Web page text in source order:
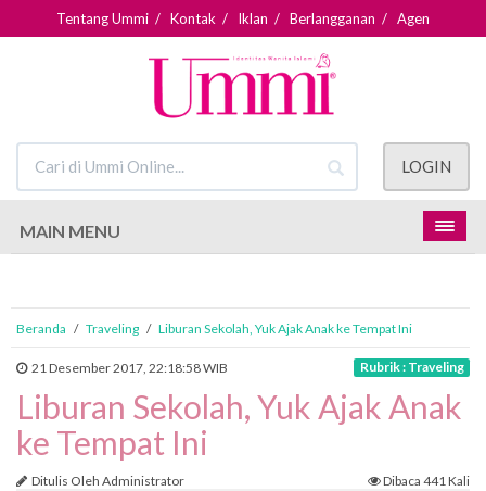
Tentang Ummi / Kontak / Iklan / Berlangganan / Agen
LOGIN
MAIN MENU
Beranda / Traveling / Liburan Sekolah, Yuk Ajak Anak ke Tempat Ini
21 Desember 2017, 22:18:58 WIB Rubrik : Traveling
Liburan Sekolah, Yuk Ajak Anak
ke Tempat Ini
Ditulis Oleh Administrator
Dibaca 441 Kali